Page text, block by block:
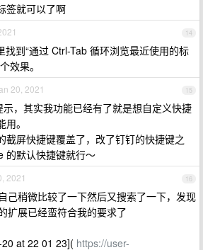
签就可以了啊
14
找到“通过 Ctrl-Tab 循环浏览最近使用的标
效果。
15
20, 2021
示，其实我功能已经有了就是想自定义快捷
。
截屏快捷键覆盖了，改了钉钉的快捷键之
的默认快捷键就行～
16
2021
己稍微比较了一下然后又搜索了一下，发现
扩展已经蛮符合我的要求了
at 22 01 23]( https://user-